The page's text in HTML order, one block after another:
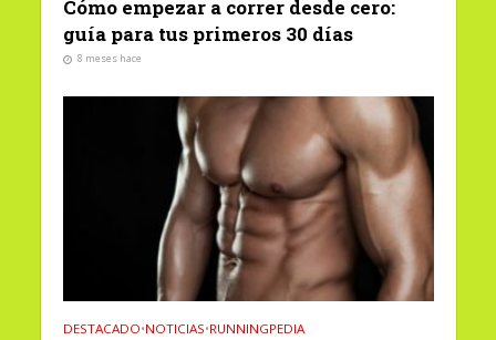
Cómo empezar a correr desde cero:
guía para tus primeros 30 días
8 meses hace
DESTACADO•NOTICIAS•RUNNINGPEDIA